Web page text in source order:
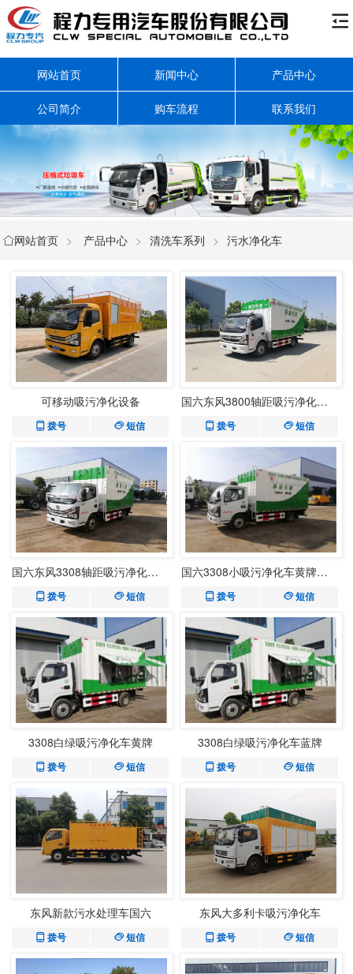

网站首页 新闻中心 产品中心
公司简介 购车流程 联系我们
网站首页 > 产品中心 > 清洗车系列 > 污水净化车
可移动吸污净化设备
拨号 短信
国六东风3800轴距吸污净化车- 黄牌
拨号 短信
国六东风3308轴距吸污净化车-蓝牌
拨号 短信
国六3308小吸污净化车黄牌不超重
拨号 短信
3308白绿吸污净化车黄牌
拨号 短信
3308白绿吸污净化车蓝牌
拨号 短信
东风新款污水处理车国六
拨号 短信
东风大多利卡吸污净化车
拨号 短信